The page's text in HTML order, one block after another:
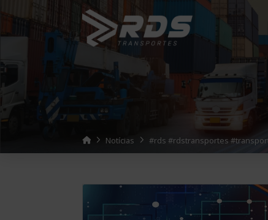
HomeNotícias #rds #rdstransportes